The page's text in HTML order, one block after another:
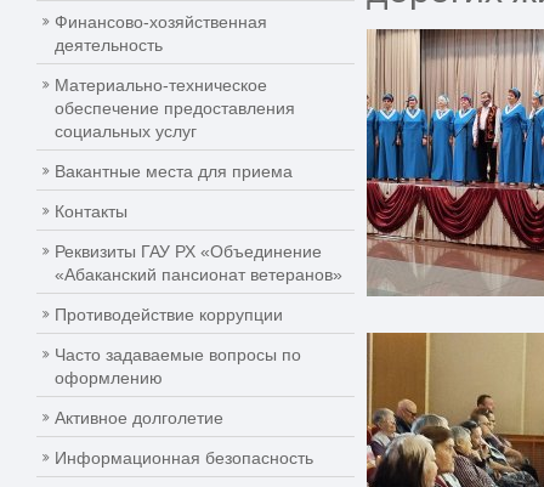
Финансово-хозяйственная
деятельность
Материально-техническое
обеспечение предоставления
социальных услуг
Вакантные места для приема
Контакты
Реквизиты ГАУ РХ «Объединение
«Абаканский пансионат ветеранов»
Противодействие коррупции
Часто задаваемые вопросы по
оформлению
Активное долголетие
Информационная безопасность